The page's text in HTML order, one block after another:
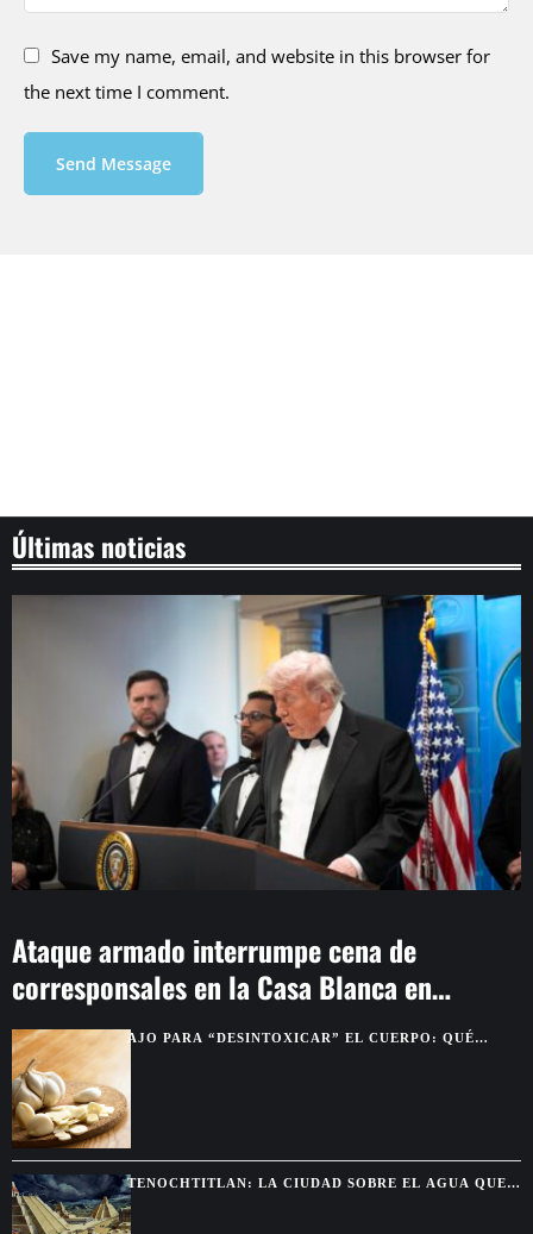
Save my name, email, and website in this browser for
the next time I comment.
Send Message
Últimas noticias
Ataque armado interrumpe cena de
corresponsales en la Casa Blanca en
WashingtonAJO PARA “DESINTOXICAR” EL CUERPO: QUÉ
TENOCHTITLAN: LA CIUDAD SOBRE EL AGUA QUE
DEJÓ SIN PALABRAS A LOS CONQUISTADORES